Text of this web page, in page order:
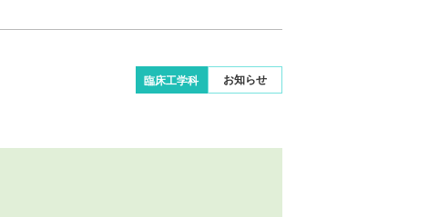
臨床工学科 お知らせ